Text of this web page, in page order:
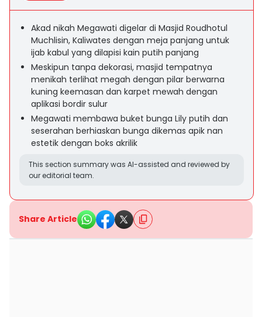
Akad nikah Megawati digelar di Masjid Roudhotul
Muchlisin, Kaliwates dengan meja panjang untuk
ijab kabul yang dilapisi kain putih panjang
Meskipun tanpa dekorasi, masjid tempatnya
menikah terlihat megah dengan pilar berwarna
kuning keemasan dan karpet mewah dengan
aplikasi bordir sulur
Megawati membawa buket bunga Lily putih dan
seserahan berhiaskan bunga dikemas apik nan
estetik dengan boks akrilik
This section summary was AI-assisted and reviewed by
our editorial team.
Share Article